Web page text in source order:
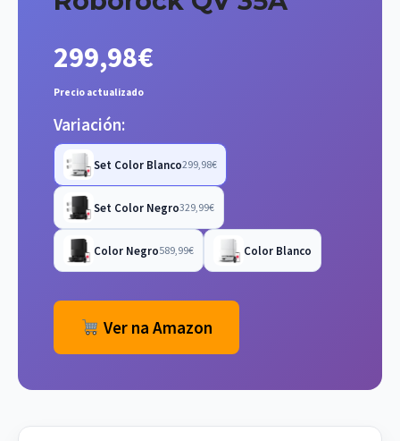
299,98€
Precio actualizado
Variación:
Set Color Blanco299,98€
Set Color Negro329,99€
Color Negro589,99€ Color Blanco
Ver na Amazon